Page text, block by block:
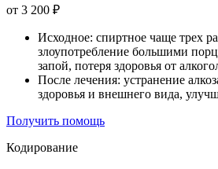
от 3 200 ₽
Исходное: спиртное чаще трех
злоупотребление большими
запой, потеря здоровья от
После лечения: устранение
здоровья и внешнего вида,
Получить помощь
Кодирование